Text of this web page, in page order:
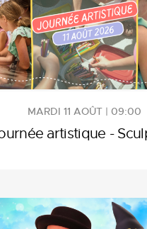
MARDI 11 AOÛT | 09:00
artistique -